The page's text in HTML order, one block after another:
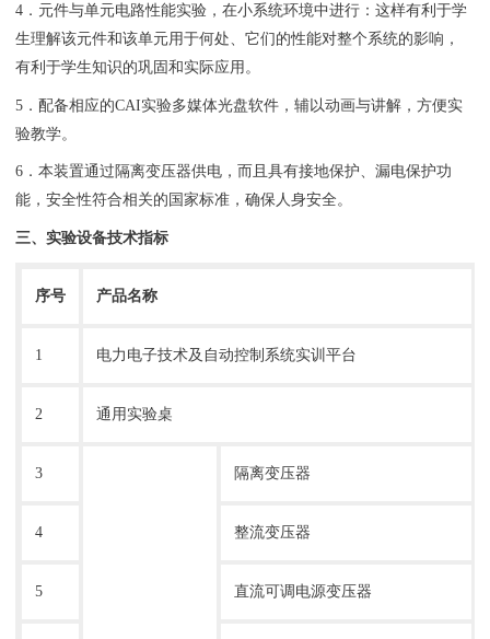
4．元件与单元电路性能实验，在小系统环境中进行：这样有利于学
生理解该元件和该单元用于何处、它们的性能对整个系统的影响，
有利于学生知识的巩固和实际应用。
5．配备相应的CAI实验多媒体光盘软件，辅以动画与讲解，方便实
验教学。
6．本装置通过隔离变压器供电，而且具有接地保护、漏电保护功
能，安全性符合相关的国家标准，确保人身安全。
三、实验设备技术指标
序号 产品名称
1 电力电子技术及自动控制系统实训平台
2 通用实验桌
3 隔离变压器
4 整流变压器
5 直流可调电源变压器